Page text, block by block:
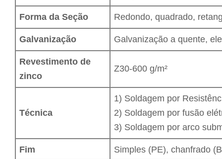
Forma da Seção Redondo, quadrado,
Galvanização Galvanização a quente,
Revestimento de
zinco
Z30-600 g/m²
Técnica
1) Soldagem por
2) Soldagem por fusão
3) Soldagem por arco
Fim Simples (PE), chanfrado